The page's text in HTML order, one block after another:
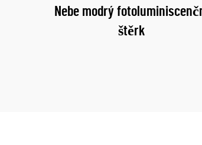
Nebe modrý
štěrk